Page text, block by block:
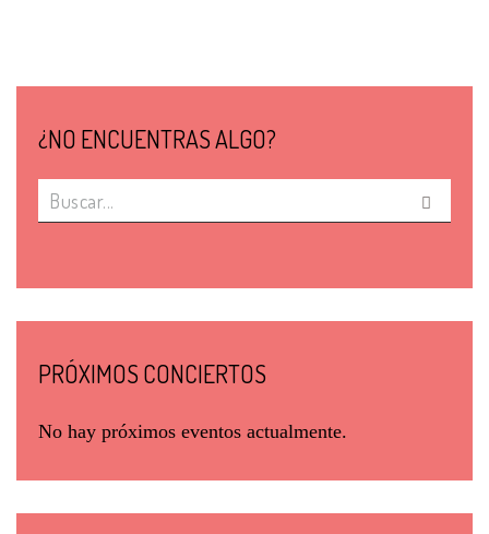
¿NO ENCUENTRAS ALGO?
PRÓXIMOS CONCIERTOS
No hay próximos eventos actualmente.